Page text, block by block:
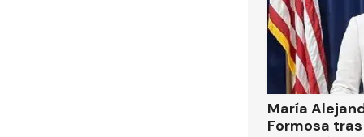
María
Formosa